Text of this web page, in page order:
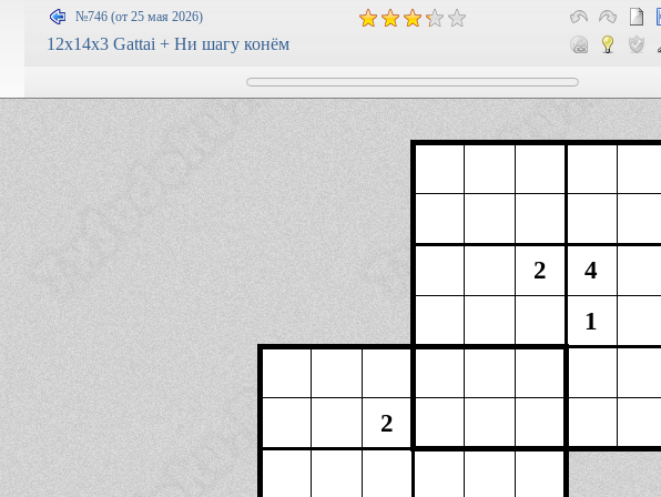
№746 (от 25 мая 2026)
12x14x3 Gattai + Ни шагу конём
2
2
4
1